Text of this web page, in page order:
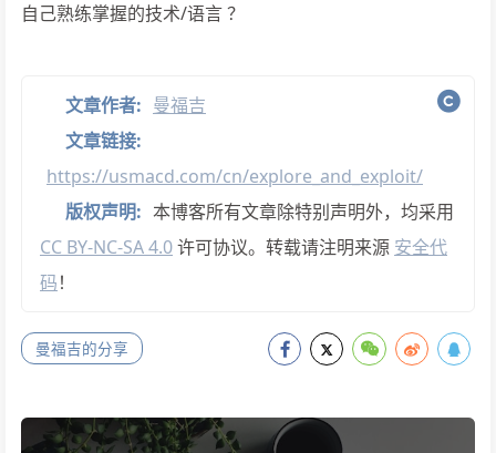
自己熟练掌握的技术/语言 ？
文章作者: 曼福吉
文章链接:
https://usmacd.com/cn/explore_and_exploit/
版权声明: 本博客所有文章除特别声明外，均采用
CC BY-NC-SA 4.0许可协议。转载请注明来源 安全代
码！
曼福吉的分享